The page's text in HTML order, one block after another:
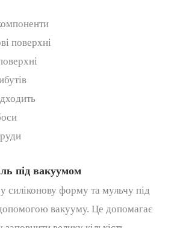
поверхні
під вакуумом
силіконову форму та мульчу під
вакууму. Це допомагає